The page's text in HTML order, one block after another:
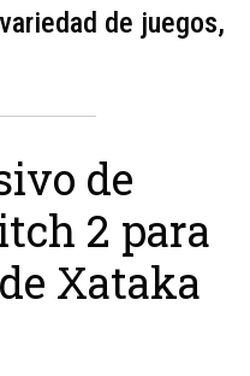
de juegos,
de
2 para
Xataka